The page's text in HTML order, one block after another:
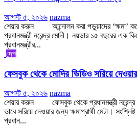
আগস্ট ৫, ২০২৬ nazma
শেয়ার করুন আন্দোলন করা পড়ুয়াদের ‘ক্ষমা’ করে
প্রধানমন্ত্রী নরেন্দ্র মোদী। নয়ডার ১৫ বছরের এক
প্রধানমন্ত্রীর...
দেশ
ফেসবুক থেকে মোদির ভিডিও সরিয়ে
আগস্ট ৫, ২০২৬ nazma
শেয়ার করুন ফেসবুক থেকে প্রধানমন্ত্রী নরেন্দ্র
ভাবে সরিয়ে দেওয়ার জন্য ক্ষমাপ্রার্থী মেটা।
প্রধান...